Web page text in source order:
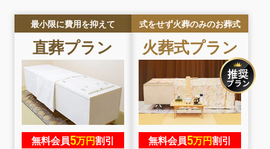
最小限に費用を抑えて
直葬プラン
無料会員5万円割引
式をせず火葬のみのお葬式
火葬式プラン
無料会員5万円割引